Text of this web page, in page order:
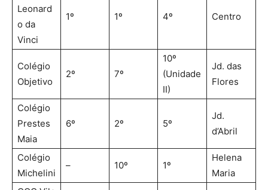
Leonard
o da
Vinci
1º 1º 4º Centro
Colégio
Objetivo
2º 7º
10º
(Unidade
II)
Jd. das
Flores
Colégio
Prestes
Maia
6º 2º 5º
Jd.
d’Abril
Colégio
Michelini
– 10º 1º
Helena
Maria